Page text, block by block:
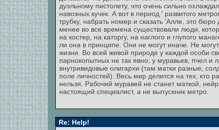
дуэльному пистолету, что очень сильно
навозных кучек. А вот в период ' развитого
трубку, набрать номер и сказать 'Алле, это
менее во все времена существовали люди,
на костер, на каторгу, на наглого и глупого
ли она в принципе. Они не могут иначе. Не
жизни. Во всей живой природе у каждой особи
парнокопытных не так явно, у муравьев, пчел и
внутривидовые олигархи (там матки разные,
поле личностей). Весь мир делится на тех, кто
нельзя. Рабочий муравей не станет маткой,
настоящий специалист, а не выпускник метро.
Re: Help!